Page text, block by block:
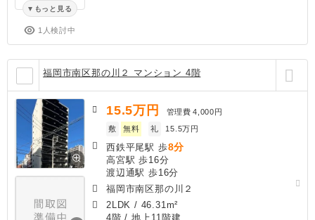
もっと見る
1人検討中
福岡市南区那の川２ マンション 4階
15.5万円 管理費 4,000円
敷
無料 礼 15.5万円
西鉄平尾駅 歩8分
高宮駅 歩16分
渡辺通駅 歩16分
福岡市南区那の川２
2LDK / 46.31m²
4階 / 地上11階建